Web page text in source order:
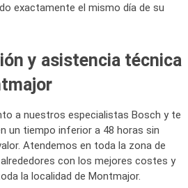
exactamente el mismo día de su
y asistencia técnica
a nuestros especialistas Bosch y te
un tiempo inferior a 48 horas sin
Atendemos en toda la zona de
con los mejores costes y
la localidad de Montmajor.